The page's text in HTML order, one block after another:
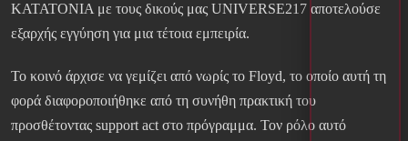
KATATONIA με τους δικούς μας UNIVERSE217 αποτελούσε
εξαρχής εγγύηση για μια τέτοια εμπειρία.
Το κοινό άρχισε να γεμίζει από νωρίς το Floyd, το οποίο αυτή τη
φορά διαφοροποιήθηκε από τη συνήθη πρακτική του
προσθέτοντας support act στο πρόγραμμα. Τον ρόλο αυτό